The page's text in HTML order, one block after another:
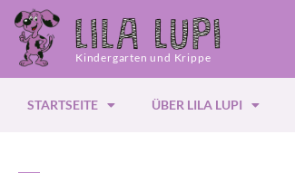
Kindergarten und Krippe
STARTSEITE ÜBER LILA LUPI